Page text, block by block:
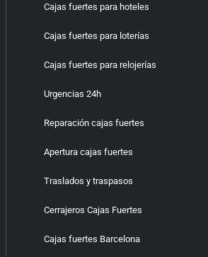
Cajas fuertes para hoteles
Cajas fuertes para loterías
Cajas fuertes para relojerías
Urgencias 24h
Reparación cajas fuertes
Apertura cajas fuertes
Traslados y traspasos
Cerrajeros Cajas Fuertes
Cajas fuertes Barcelona